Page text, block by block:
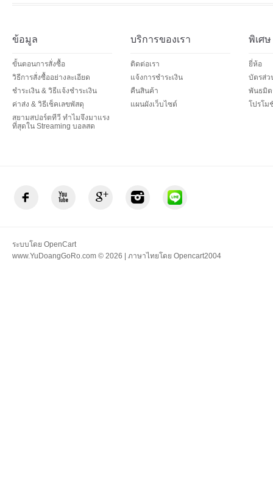
ข้อมูล
ขั้นตอนการสั่งซื้อ
วิธีการสั่งซื้ออย่างละเอียด
ชำระเงิน & วิธีแจ้งชำระเงิน
ค่าส่ง & วิธีเช็คเลขพัสดุ
สยามสปอร์ตทีวี ทำไมจึงมาแรง
ที่สุดใน Streaming บอลสด
บริการของเรา
ติดต่อเรา
แจ้งการชำระเงิน
คืนสินค้า
แผนผังเว็บไซต์
พิเศษ
ยี่ห้อ
บัตรส่ว
พันธมิต
โปรโม
ระบบโดย OpenCart
www.YuDoangGoRo.com © 2026 | ภาษาไทยโดย Opencart2004